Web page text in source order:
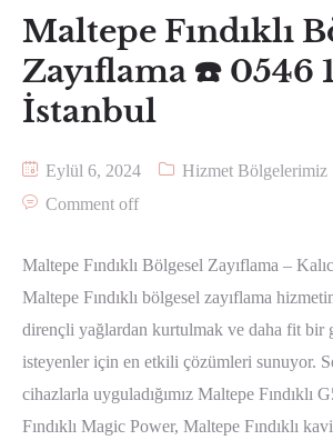
Maltepe Fındıklı
Zayıflama ☎️ 0546
İstanbul
Eylül 6, 2024 Hizmet Bölgelerimiz
Comment off
Maltepe Fındıklı Bölgesel Zayıflama –
Maltepe Fındıklı bölgesel zayıflama
dirençli yağlardan kurtulmak ve daha fit bir
isteyenler için en etkili çözümleri sunuyor.
cihazlarla uyguladığımız Maltepe Fındıklı
Fındıklı Magic Power, Maltepe Fındıklı